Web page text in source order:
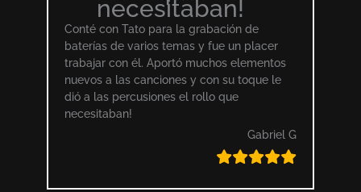
necesitaban!
Conté con Tato para la grabación de
baterías de varios temas y fue un placer
trabajar con él. Aportó muchos elementos
nuevos a las canciones y con su toque le
dió a las percusiones el rollo que
necesitaban!
Gabriel G